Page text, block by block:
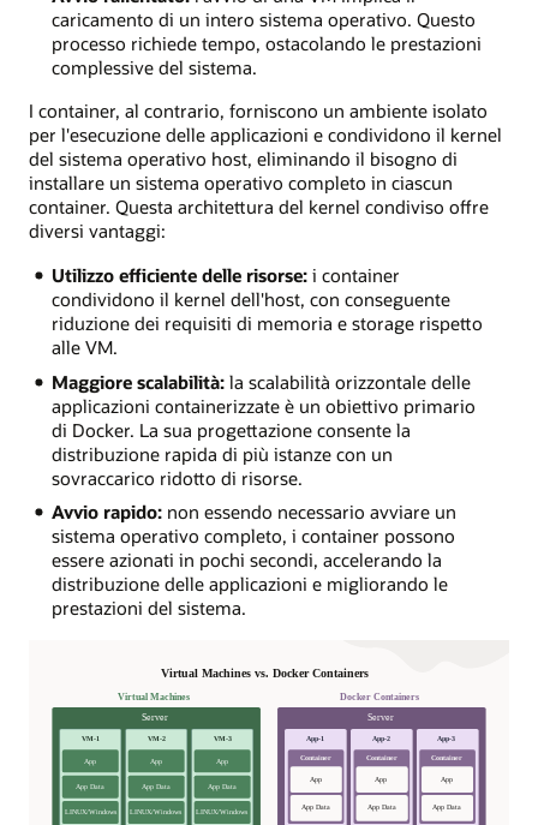
caricamento di un intero sistema operativo. Questo
processo richiede tempo, ostacolando le prestazioni
complessive del sistema.
I container, al contrario, forniscono un ambiente isolato
per l'esecuzione delle applicazioni e condividono il kernel
del sistema operativo host, eliminando il bisogno di
installare un sistema operativo completo in ciascun
container. Questa architettura del kernel condiviso offre
diversi vantaggi:
Utilizzo efficiente delle risorse:i container
condividono il kernel dell'host, con conseguente
riduzione dei requisiti di memoria e storage rispetto
alle VM.
Maggiore scalabilità:la scalabilità orizzontale delle
applicazioni containerizzate è un obiettivo primario
di Docker. La sua progettazione consente la
distribuzione rapida di più istanze con un
sovraccarico ridotto di risorse.
Avvio rapido:non essendo necessario avviare un
sistema operativo completo, i container possono
essere azionati in pochi secondi, accelerando la
distribuzione delle applicazioni e migliorando le
prestazioni del sistema.